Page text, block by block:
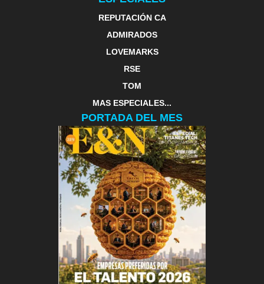
REPUTACIÓN CA
ADMIRADOS
LOVEMARKS
RSE
TOM
MAS ESPECIALES...
PORTADA DEL MES